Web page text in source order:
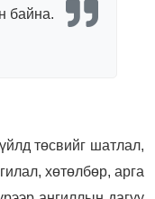
байна.
төсвийг шатлал,
хөтөлбөр, арга